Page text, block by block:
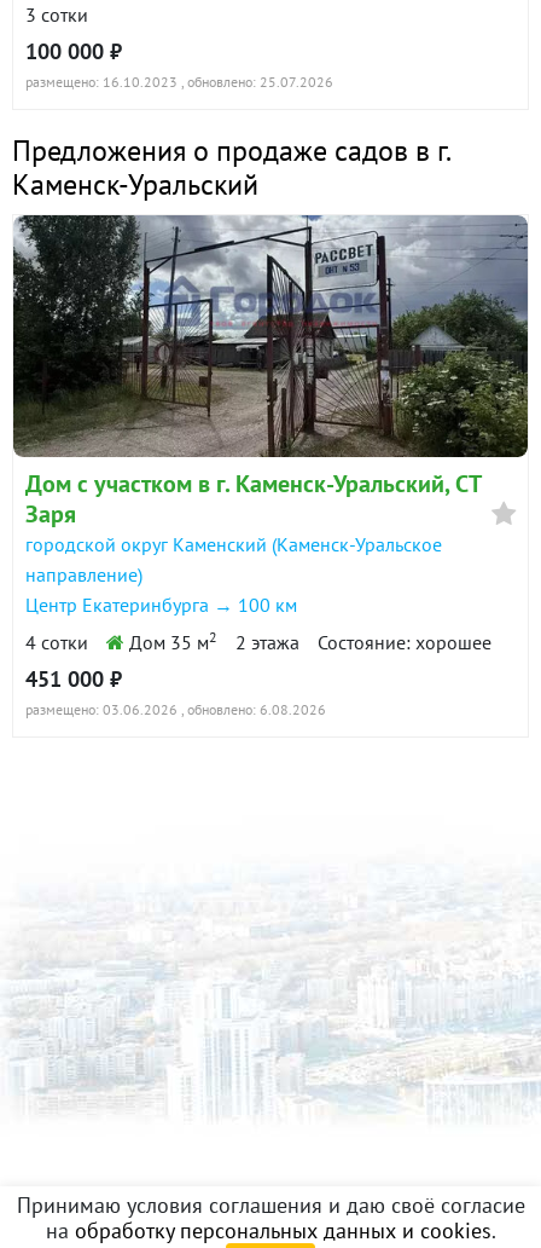
3 сотки
100 000 ₽
размещено: 16.10.2023 , обновлено: 25.07.2026
Предложения о продаже садов в г.
Каменск-Уральский
Дом с участком в г. Каменск-Уральский, СТ
Заря
городской округ Каменский (Каменск-Уральское
направление)
Центр Екатеринбурга → 100 км
4 сотки
Дом 35 м2 2 этажа Состояние: хорошее
451 000 ₽
размещено: 03.06.2026 , обновлено: 6.08.2026
Принимаю условия соглашения и даю своё согласие
на обработку персональных данных и cookies.